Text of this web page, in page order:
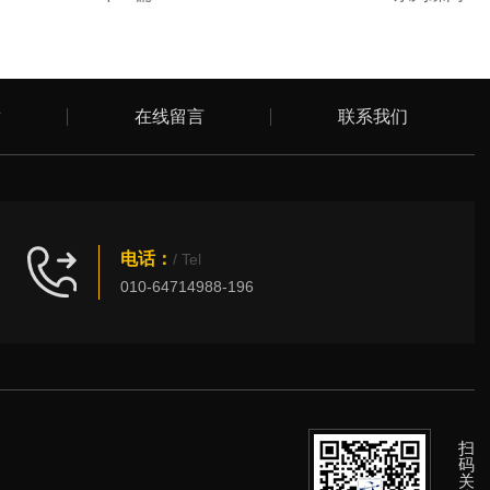
在线留言 联系我们
电话： / Tel
010-64714988-196
扫
码
关